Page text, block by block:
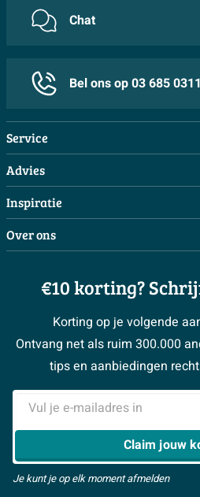
Chat
Bel ons op 03 685 0311
Service
Veelgestelde vragen
Bestellen
Betalen
Bezorgen / afhalen
Garantie / klachten
Reviewbeleid
> Naar de klantenservice
Advies
Maak een afspraak
Doe de offerte check
3D tekening maken
Klustips
Klusadvies
> Alle adviesmogelijkheden
Inspiratie
Complete badkamers
Complete toiletruimtes
Moodboards
Magazine
#MySawiday
> Naar inspiratie
Over ons
Over Sawiday
Vacatures
Sawiday PRO
BeCommerce
Samenwerken
> Alles over showrooms
€10 korting?
Korting op je volgende
Ontvang net als ruim 300.000
tips en aanbiedingen
E-mailadres
Claim jouw
Je kunt je op elk moment afmelden